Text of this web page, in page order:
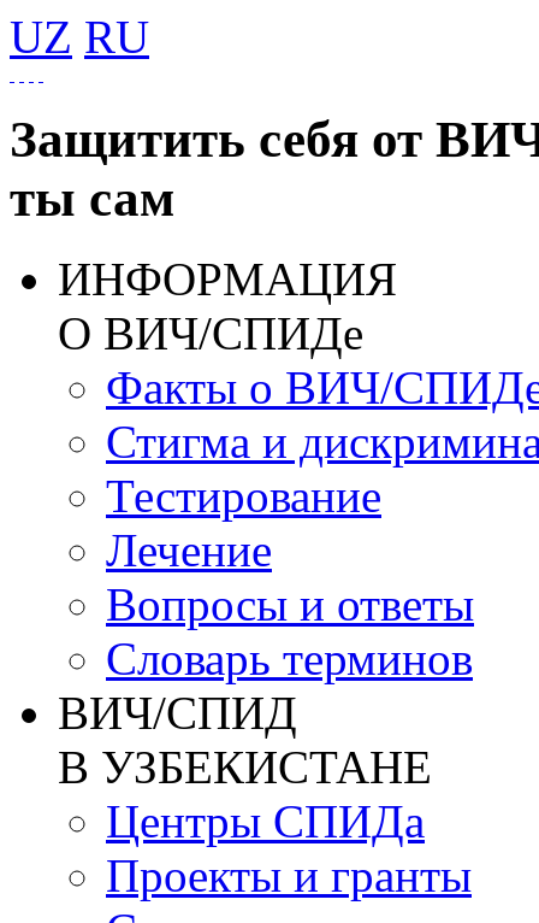
UZ RU
Защитить себя от
ты сам
ИНФОРМАЦИЯ
О ВИЧ/СПИДе
Факты о ВИЧ/
Стигма и
Тестирование
Лечение
Вопросы и ответы
Словарь терминов
ВИЧ/СПИД
В УЗБЕКИСТАНЕ
Центры СПИДа
Проекты и гранты